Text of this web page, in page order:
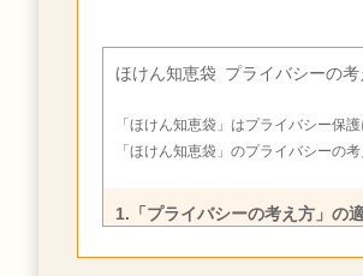
ほけん知恵袋 プライバシーの考
「ほけん知恵袋」はプライバシー保
「ほけん知恵袋」のプライバシーの
1.「プライバシーの考え方」の